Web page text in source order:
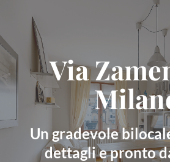
content
Via
Un gradevole
dettagli e pronto